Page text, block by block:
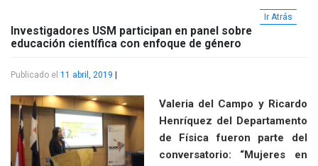
Ir Atrás
Investigadores USM participan en panel sobre
educación científica con enfoque de género
Publicado el 11 abril, 2019
Valeria del Campo y Ricardo
Henríquez del Departamento
de Física fueron parte del
conversatorio: “Mujeres en